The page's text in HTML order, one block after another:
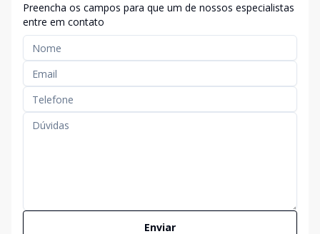
Preencha os campos para que um de nossos especialistas
entre em contato
Enviar